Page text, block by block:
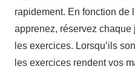
rapidement. En fonction de
apprenez, réservez
les exercices. Lorsqu’ils
les exercices rendent vos